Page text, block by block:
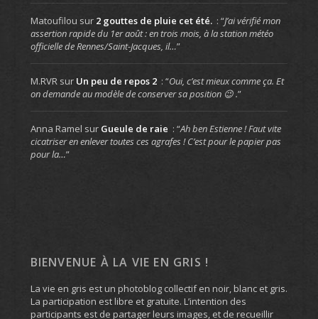
Matoufilou sur 2 gouttes de pluie cet été. : “J’ai vérifié mon
assertion rapide du 1er août : en trois mois, à la station météo
officielle de Rennes/Saint-Jacques, il…”
M.RVRsur Un peu de repos 2 : “Oui, c’est mieux comme ça. Et
on demande au modèle de conserver sa position 😉 .”
Anna Ramel sur Gueule de raie : “Ah ben Estienne ! Faut vite
cicatriser en enlever toutes ces agrafes ! C’est pour le papier pas
pour la…”
BIENVENUE À LA VIE EN GRIS !
La vie en gris est un photoblog collectif en noir, blanc et gris.
La participation est libre et gratuite. L’intention des
participants est de partager leurs images, et de recueillir